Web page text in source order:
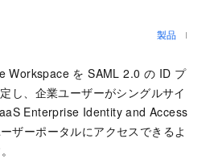
製品
Workspace を SAML 2.0 の ID プ
し、企業ユーザーがシングルサイ
Enterprise Identity and Access
ザーポータルにアクセスできるよ